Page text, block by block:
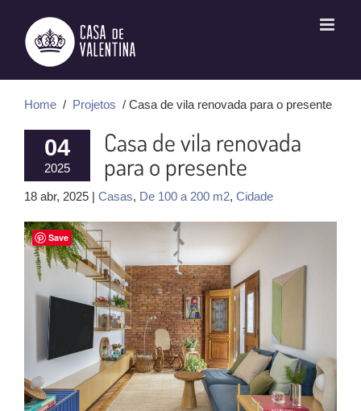
conteúdo
Home / Projetos / Casa de vila renovada para o presente
04
2025
Casa de vila renovada
para o presente
18 abr, 2025 | Casas, De 100 a 200 m2, Cidade
Save